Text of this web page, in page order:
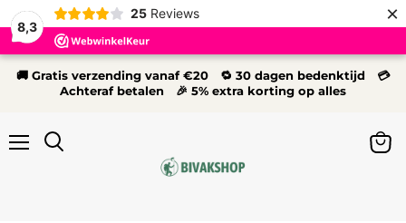
8,3
25 Reviews ×
🚚 Gratis verzending vanaf €20 🔁 30 dagen bedenktijd 💳
Achteraf betalen 🎉 5% extra korting op alles